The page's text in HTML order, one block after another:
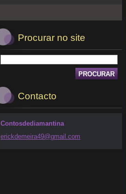
Procurar no site
Contacto
Contosdediamantina
erickdemeira49@gmail.com